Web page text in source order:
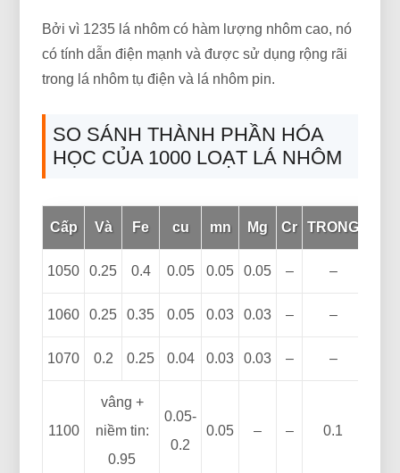
Bởi vì 1235 lá nhôm có hàm lượng nhôm cao, nó
có tính dẫn điện mạnh và được sử dụng rộng rãi
trong lá nhôm tụ điện và lá nhôm pin.
SO SÁNH THÀNH PHẦN HÓA
HỌC CỦA 1000 LOẠT LÁ NHÔM
Cấp Và Fe cu mn Mg Cr TRONG
1050 0.25 0.4 0.05 0.05 0.05 – –
1060 0.25 0.35 0.05 0.03 0.03 – –
1070 0.2 0.25 0.04 0.03 0.03 – –
1100
vâng +
niềm tin:
0.95
0.05-
0.2
0.05 – – 0.1